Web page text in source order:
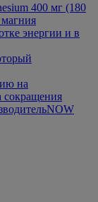
400 мг (180
энергии и в
на
сокращения
NOW